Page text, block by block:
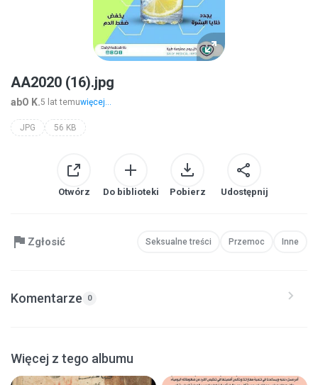
AA2020 (16).jpg
abO K.5 lat temuwięcej...
JPG 56 KB
Otwórz Do biblioteki Pobierz Udostępnij
Zgłosić Seksualne treści Przemoc Inne
Komentarze 0
Więcej z tego albumu